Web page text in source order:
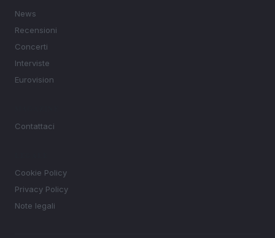
News
Recensioni
Concerti
Interviste
Eurovision
Contattaci
Cookie Policy
Privacy Policy
Note legali